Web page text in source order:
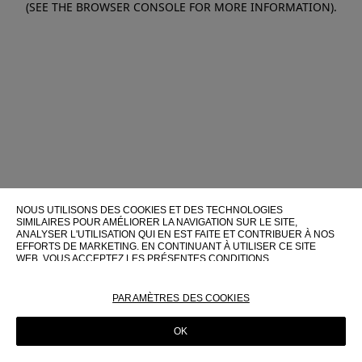
(SEE THE BROWSER CONSOLE FOR MORE INFORMATION).
NOUS UTILISONS DES COOKIES ET DES TECHNOLOGIES
SIMILAIRES POUR AMÉLIORER LA NAVIGATION SUR LE SITE,
ANALYSER L'UTILISATION QUI EN EST FAITE ET CONTRIBUER À NOS
EFFORTS DE MARKETING. EN CONTINUANT À UTILISER CE SITE
WEB, VOUS ACCEPTEZ LES PRÉSENTES CONDITIONS
POUR PLUS D'INFORMATIONS SUR CES TECHNOLOGIES ET LEUR
POLITIQUE EN MATIÈRE DE COOKIES
PARAMÈTRES DES COOKIES
OK